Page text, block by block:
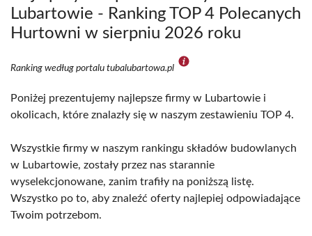
Lubartowie - Ranking TOP 4 Polecanych
Hurtowni w sierpniu 2026 roku
Ranking według portalu tubalubartowa.pl
Poniżej prezentujemy najlepsze firmy w Lubartowie i
okolicach, które znalazły się w naszym zestawieniu TOP 4.
Wszystkie firmy w naszym rankingu składów budowlanych
w Lubartowie, zostały przez nas starannie
wyselekcjonowane, zanim trafiły na poniższą listę.
Wszystko po to, aby znaleźć oferty najlepiej odpowiadające
Twoim potrzebom.